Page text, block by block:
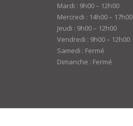
Mardi : 9h00 – 12h00
Mercredi : 14h00 – 17h00
Jeudi : 9h00 – 12h00
Vendredi : 9h00 – 12h00
Samedi : Fermé
Dimanche : Fermé